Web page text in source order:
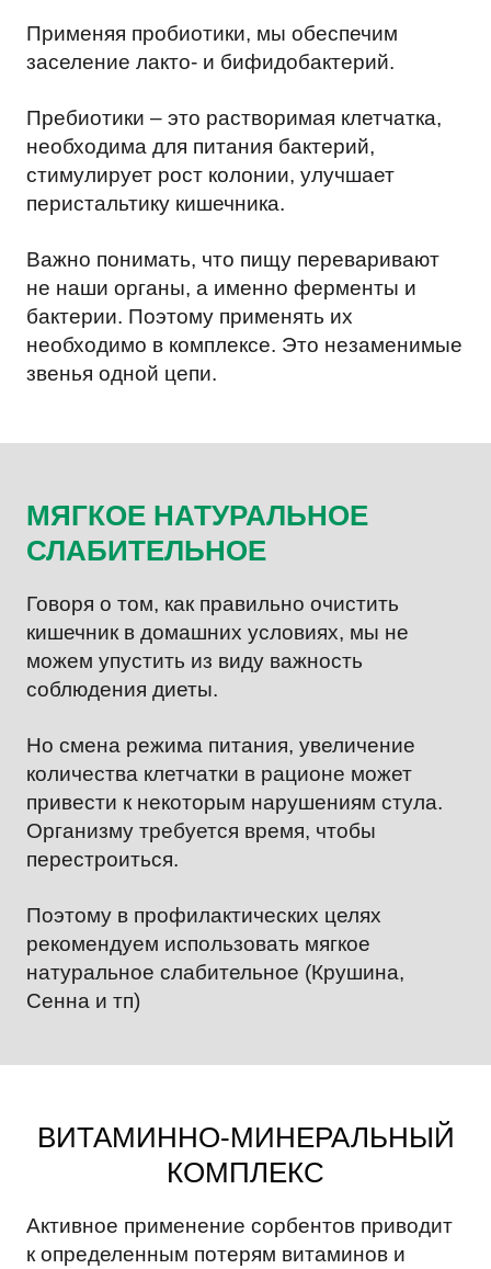
Применяя пробиотики, мы обеспечим
заселение лакто- и бифидобактерий.
Пребиотики – это растворимая клетчатка,
необходима для питания бактерий,
стимулирует рост колонии, улучшает
перистальтику кишечника.
Важно понимать, что пищу переваривают
не наши органы, а именно ферменты и
бактерии. Поэтому применять их
необходимо в комплексе. Это незаменимые
звенья одной цепи.
МЯГКОЕ НАТУРАЛЬНОЕ
СЛАБИТЕЛЬНОЕ
Говоря о том, как правильно очистить
кишечник в домашних условиях, мы не
можем упустить из виду важность
соблюдения диеты.
Но смена режима питания, увеличение
количества клетчатки в рационе может
привести к некоторым нарушениям стула.
Организму требуется время, чтобы
перестроиться.
Поэтому в профилактических целях
рекомендуем использовать мягкое
натуральное слабительное (Крушина,
Сенна и тп)
ВИТАМИННО-МИНЕРАЛЬНЫЙ
КОМПЛЕКС
Активное применение сорбентов приводит
к определенным потерям витаминов и